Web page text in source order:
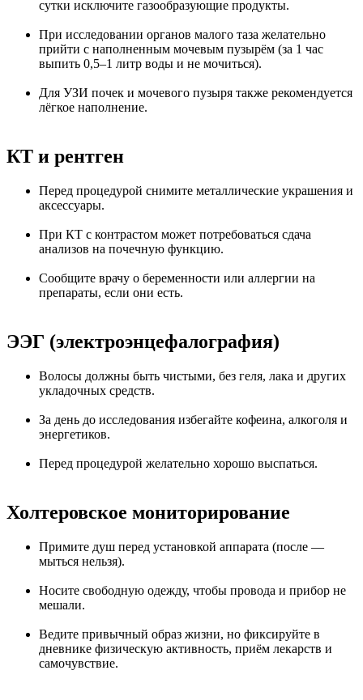
сутки исключите газообразующие продукты.
При исследовании органов малого таза желательно
прийти с наполненным мочевым пузырём (за 1 час
выпить 0,5–1 литр воды и не мочиться).
Для УЗИ почек и мочевого пузыря также рекомендуется
лёгкое наполнение.
КТ и рентген
Перед процедурой снимите металлические украшения и
аксессуары.
При КТ с контрастом может потребоваться сдача
анализов на почечную функцию.
Сообщите врачу о беременности или аллергии на
препараты, если они есть.
ЭЭГ (электроэнцефалография)
Волосы должны быть чистыми, без геля, лака и других
укладочных средств.
За день до исследования избегайте кофеина, алкоголя и
энергетиков.
Перед процедурой желательно хорошо выспаться.
Холтеровское мониторирование
Примите душ перед установкой аппарата (после —
мыться нельзя).
Носите свободную одежду, чтобы провода и прибор не
мешали.
Ведите привычный образ жизни, но фиксируйте в
дневнике физическую активность, приём лекарств и
самочувствие.